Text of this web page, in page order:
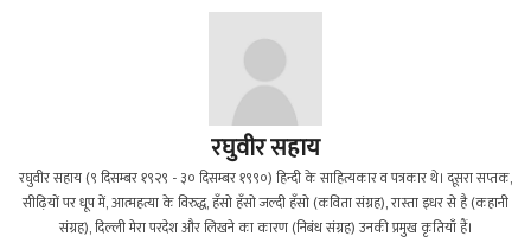
रघुवीर सहाय
रघुवीर सहाय (९ दिसम्बर १९२९ - ३० दिसम्बर १९९०) हिन्दी के साहित्यकार व पत्रकार थे। दूसरा सप्तक,
सीढ़ियों पर धूप में, आत्महत्या के विरुद्ध, हँसो हँसो जल्दी हँसो (कविता संग्रह), रास्ता इधर से है (कहानी
संग्रह), दिल्ली मेरा परदेश और लिखने का कारण (निबंध संग्रह) उनकी प्रमुख कृतियाँ हैं।